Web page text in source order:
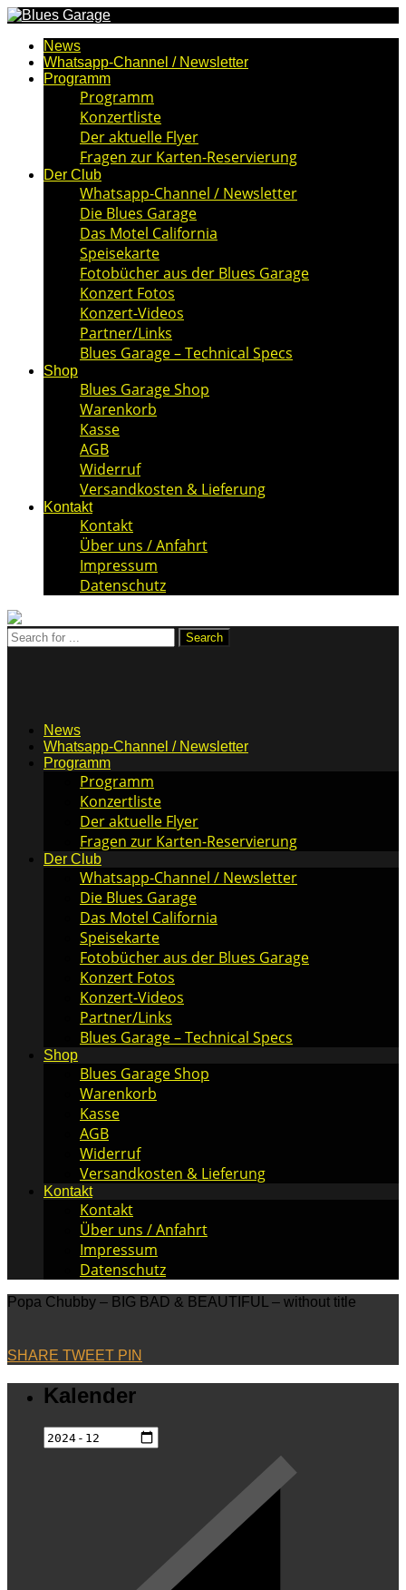
News
Whatsapp-Channel / Newsletter
Programm
Programm
Konzertliste
Der aktuelle Flyer
Fragen zur Karten-Reservierung
Der Club
Whatsapp-Channel / Newsletter
Die Blues Garage
Das Motel California
Speisekarte
Fotobücher aus der Blues Garage
Konzert Fotos
Konzert-Videos
Partner/Links
Blues Garage – Technical Specs
Shop
Blues Garage Shop
Warenkorb
Kasse
AGB
Widerruf
Versandkosten & Lieferung
Kontakt
Kontakt
Über uns / Anfahrt
Impressum
Datenschutz
News
Whatsapp-Channel / Newsletter
Programm
Programm
Konzertliste
Der aktuelle Flyer
Fragen zur Karten-Reservierung
Der Club
Whatsapp-Channel / Newsletter
Die Blues Garage
Das Motel California
Speisekarte
Fotobücher aus der Blues Garage
Konzert Fotos
Konzert-Videos
Partner/Links
Blues Garage – Technical Specs
Shop
Blues Garage Shop
Warenkorb
Kasse
AGB
Widerruf
Versandkosten & Lieferung
Kontakt
Kontakt
Über uns / Anfahrt
Impressum
Datenschutz
Popa Chubby – BIG BAD & BEAUTIFUL – without title
SHARE TWEET PIN
Kalender